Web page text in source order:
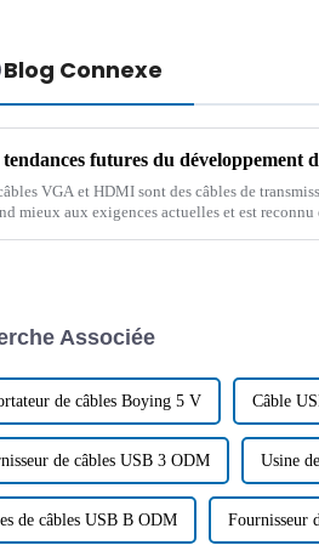
Blog Connexe
VGA et HDMI sont des câbles de
mieux aux exigences actuelles et est
Associée
de câbles Boying 5 V Câble
de câbles USB 3 ODM Usine
de câbles USB B ODM Fournisseur